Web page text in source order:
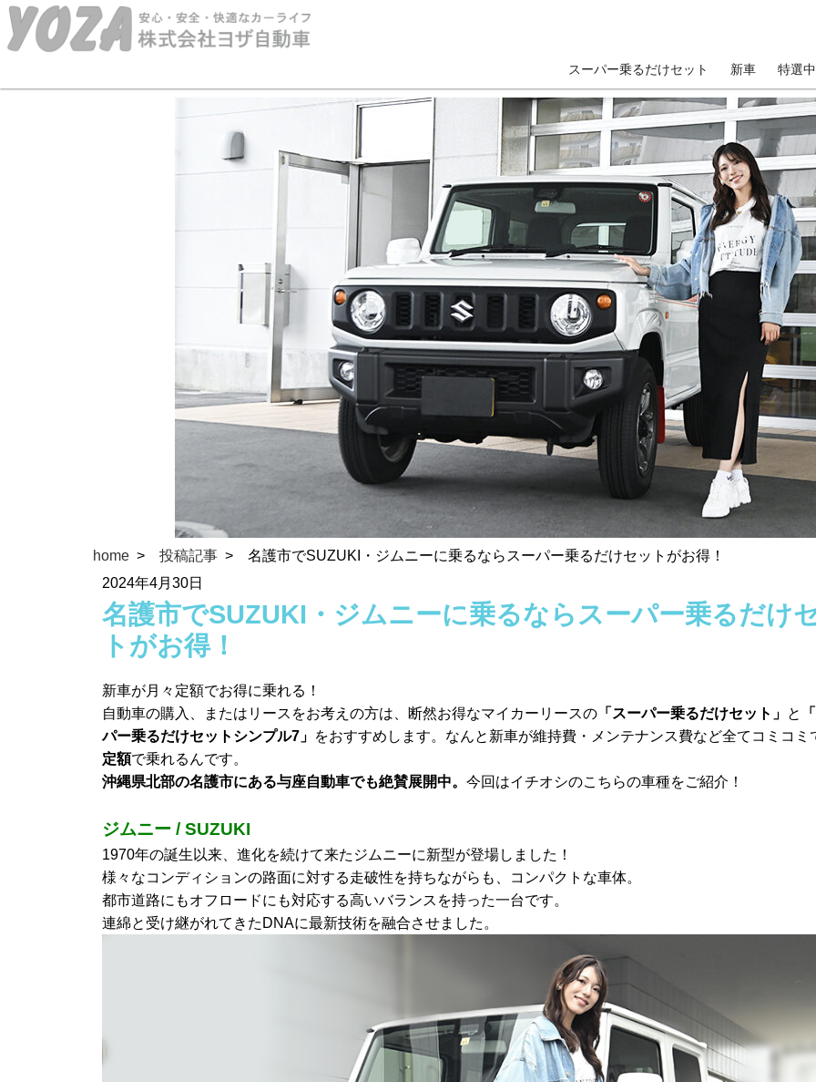
スーパー乗るだけセット 新車 特選
home 投稿記事
名護市でSUZUKI・ジムニーに乗るならスーパー乗るだけセットがお得！
2024年4月30日
名護市でSUZUKI・ジムニーに乗るならスーパー乗るだけ
トがお得！
新車が月々定額でお得に乗れる！
自動車の購入、またはリースをお考えの方は、断然お得なマイカーリースの 「スーパー乗るだけセット」 と
パー乗るだけセットシンプル7」 をおすすめします。なんと新車が維持費・メンテナンス費など全てコミコミ
定額で乗れるんです。
沖縄県北部の名護市にある与座自動車でも絶賛展開中。 今回はイチオシのこちらの車種をご紹介！
ジムニー / SUZUKI
1970年の誕生以来、進化を続けて来たジムニーに新型が登場しました！
様々なコンディションの路面に対する走破性を持ちながらも、コンパクトな車体。
都市道路にもオフロードにも対応する高いバランスを持った一台です。
連綿と受け継がれてきたDNAに最新技術を融合させました。